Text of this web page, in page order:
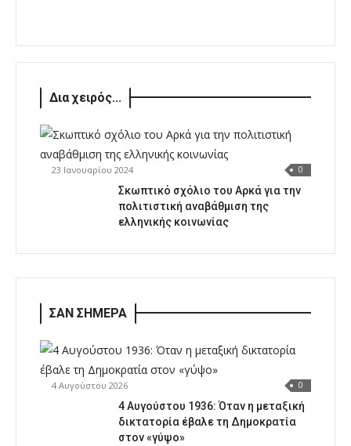
Δια χειρός...
23 Ιανουαρίου 2024 0
Σκωπτικό σχόλιο του Αρκά για την
πολιτιστική αναβάθμιση της
ελληνικής κοινωνίας
ΣΑΝ ΣΗΜΕΡΑ
4 Αυγούστου 2026 0
4 Αυγούστου 1936: Όταν η μεταξική
δικτατορία έβαλε τη Δημοκρατία
στον «γύψο»